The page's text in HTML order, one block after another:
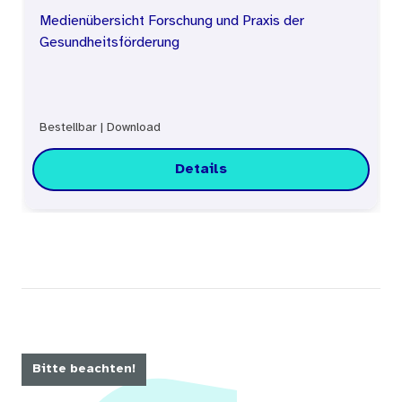
und Akteuren vor Ort Anknüpfungspunkte für
präventive und gesundheitsförderliche
Medienübersicht Forschung und Praxis der
Gesundheitsförderung
Bestellbar Download
Details
Bitte beachten!